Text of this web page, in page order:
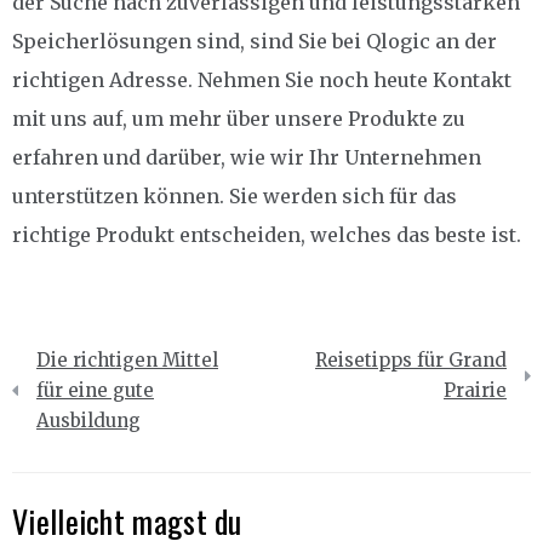
Speicherlösungen sind, sind Sie bei Qlogic an der
richtigen Adresse. Nehmen Sie noch heute Kontakt
mit uns auf, um mehr über unsere Produkte zu
erfahren und darüber, wie wir Ihr Unternehmen
unterstützen können. Sie werden sich für das
richtige Produkt entscheiden, welches das beste ist.
Beitragsnavigation
Die richtigen Mittel
für eine gute
Ausbildung
Reisetipps für Grand
Prairie
Vielleicht magst du